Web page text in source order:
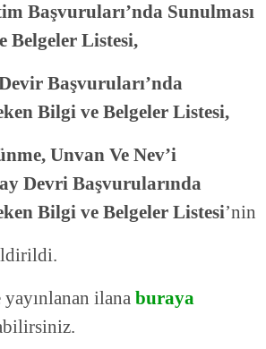
Başvuruları’nda Sunulması
Belgeler Listesi,
Başvuruları’nda
Bilgi ve Belgeler Listesi,
Unvan Ve Nev’i
Devri Başvurularında
Bilgi ve Belgeler Listesi’nin
yayınlanan ilana buraya